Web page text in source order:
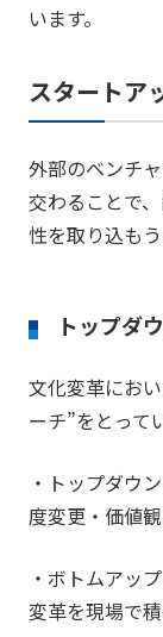
います。
スタートア
外部のベンチ
交わることで
性を取り込もう
トップダ
文化変革にお
ーチ”をとって
・トップダウ
度変更・価値
・ボトムアッ
変革を現場で